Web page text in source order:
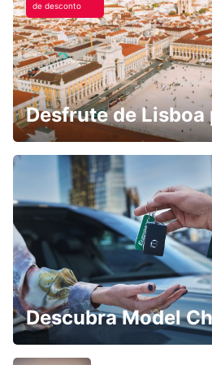
de desconto
Desfrute de Lisboa
Descubra Model